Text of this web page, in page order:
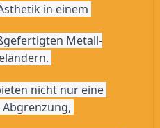
in einem
Metall-
nicht nur eine